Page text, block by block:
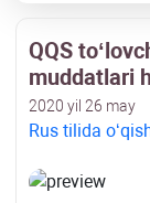
QQS
muddatlari
2020 yil 26 may
Rus tilida